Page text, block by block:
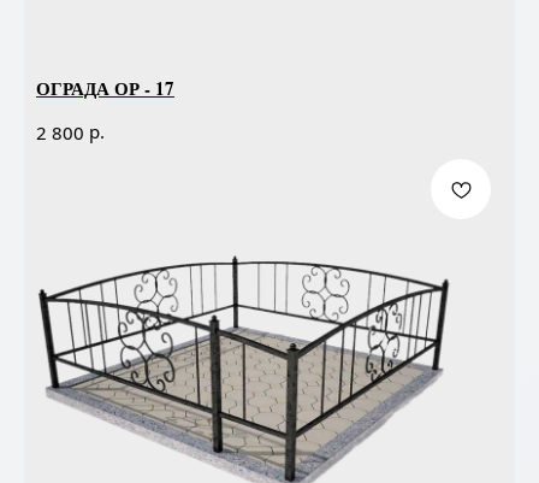
ОГРАДА ОР - 17
2 800 р.